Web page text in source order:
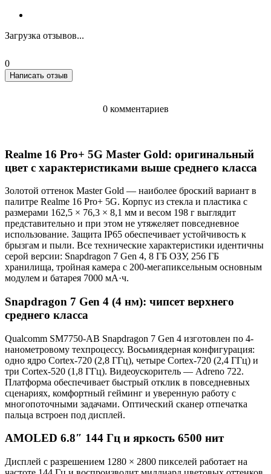
Загрузка отзывов...
0
Написать отзыв
0 комментариев
Realme 16 Pro+ 5G Master Gold: оригинальный
цвет с характеристиками выше среднего класса
Золотой оттенок Master Gold — наиболее броский вариант в
палитре Realme 16 Pro+ 5G. Корпус из стекла и пластика с
размерами 162,5 × 76,3 × 8,1 мм и весом 198 г выглядит
представительно и при этом не утяжеляет повседневное
использование. Защита IP65 обеспечивает устойчивость к
брызгам и пыли. Все технические характеристики идентичны
серой версии: Snapdragon 7 Gen 4, 8 ГБ ОЗУ, 256 ГБ
хранилища, тройная камера с 200-мегапиксельным основным
модулем и батарея 7000 мА·ч.
Snapdragon 7 Gen 4 (4 нм): чипсет верхнего
среднего класса
Qualcomm SM7750-AB Snapdragon 7 Gen 4 изготовлен по 4-
нанометровому техпроцессу. Восьмиядерная конфигурация:
одно ядро Cortex-720 (2,8 ГГц), четыре Cortex-720 (2,4 ГГц) и
три Cortex-520 (1,8 ГГц). Видеоускоритель — Adreno 722.
Платформа обеспечивает быстрый отклик в повседневных
сценариях, комфортный гейминг и уверенную работу с
многопоточными задачами. Оптический сканер отпечатка
пальца встроен под дисплей.
AMOLED 6.8″ 144 Гц и яркость 6500 нит
Дисплей с разрешением 1280 × 2800 пикселей работает на